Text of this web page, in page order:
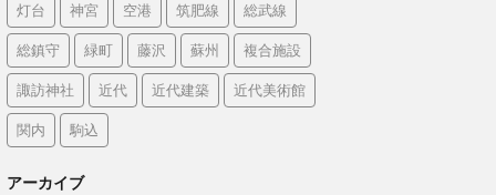
灯台 神宮 空港 筑肥線 総武線
総鎮守 緑町 藤沢 蘇州 複合施設
諏訪神社 近代 近代建築 近代美術館
関内 駒込
アーカイブ